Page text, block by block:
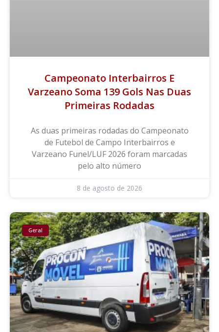
Campeonato Interbairros E
Varzeano Soma 139 Gols Nas Duas
Primeiras Rodadas
As duas primeiras rodadas do Campeonato
de Futebol de Campo Interbairros e
Varzeano Funel/LUF 2026 foram marcadas
pelo alto número
8 de agosto de 2026
Geral